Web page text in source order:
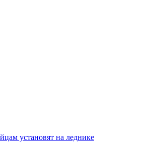
установят на леднике